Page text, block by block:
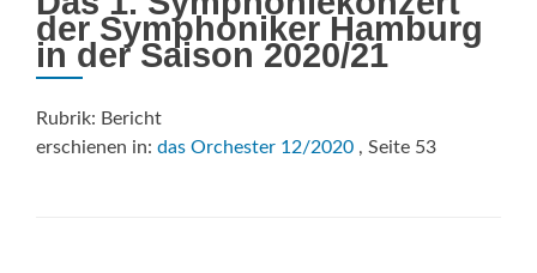
der Symphoniker Hamburg
in der Saison 2020/21
Rubrik: Bericht
erschienen in: das Orchester 12/2020 , Seite 53